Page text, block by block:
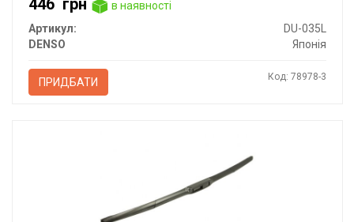
446 грн
в наявності
Артикул:
DU-035L
DENSO
Японія
ПРИДБАТИ Код: 78978-3